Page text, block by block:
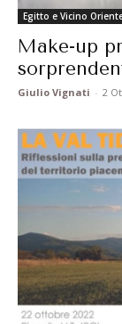
Egitto e Vicino
Make-up
Giulio Vignati - 2